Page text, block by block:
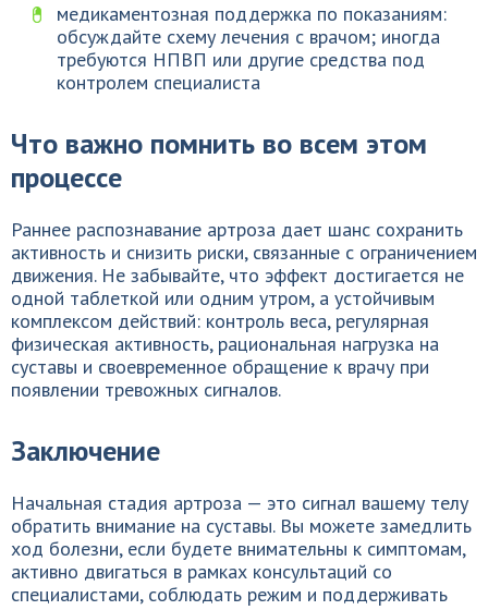
медикаментозная поддержка по показаниям:
обсуждайте схему лечения с врачом; иногда
требуются НПВП или другие средства под
контролем специалиста
Что важно помнить во всем этом
процессе
Раннее распознавание артроза дает шанс сохранить
активность и снизить риски, связанные с ограничением
движения. Не забывайте, что эффект достигается не
одной таблеткой или одним утром, а устойчивым
комплексом действий: контроль веса, регулярная
физическая активность, рациональная нагрузка на
суставы и своевременное обращение к врачу при
появлении тревожных сигналов.
Заключение
Начальная стадия артроза — это сигнал вашему телу
обратить внимание на суставы. Вы можете замедлить
ход болезни, если будете внимательны к симптомам,
активно двигаться в рамках консультаций со
специалистами, соблюдать режим и поддерживать